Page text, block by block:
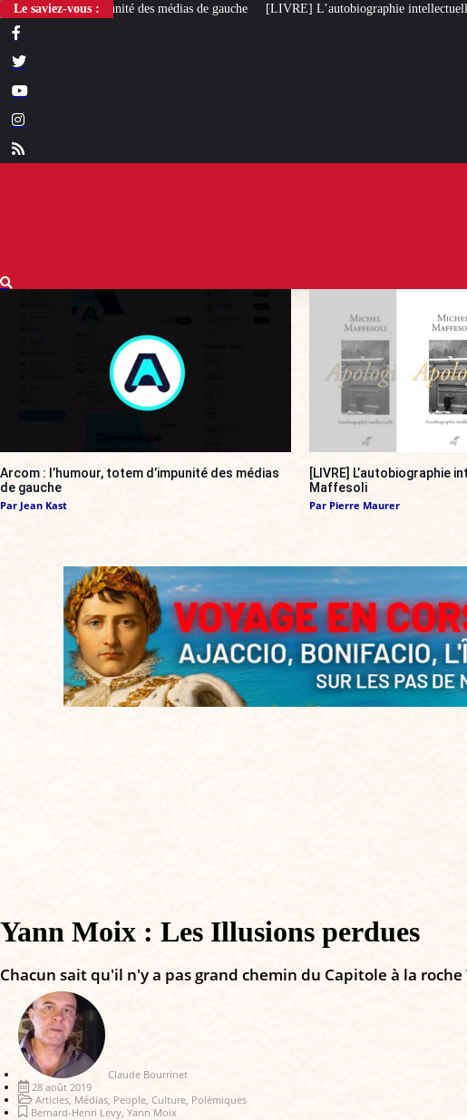
Le saviez-vous : [LIVRE] L’autobiographie intellectuelle de Michel Maffesoli
Arcom : l’humour, totem d’impunité des médias
de gauche
Par Jean Kast
[LIVRE] L’autobiographie
Maffesoli
Par Pierre Maurer
Yann Moix : Les Illusions perdues
Chacun sait qu'il n'y a pas grand chemin du Capitole à la
Claude Bourrinet
28 août 2019
Articles Médias People Culture Polémiques
Bernard-Henri Levy Yann Moix